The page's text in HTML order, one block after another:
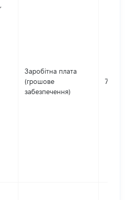
Заробітна плата
(грошове
забезпечення)
721628